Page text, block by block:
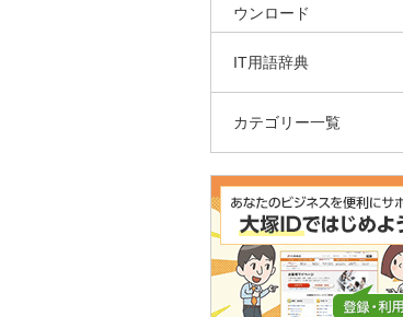
ウンロード
IT用語辞典
カテゴリー一覧